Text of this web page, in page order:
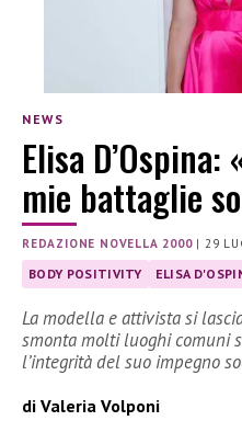
NEWS
Elisa
mie battaglie
REDAZIONE NOVELLA 2000| 29
BODY POSITIVITY ELISA
La modella e attivista si
smonta molti luoghi comuni
l’integrità del suo impegno
di Valeria Volponi